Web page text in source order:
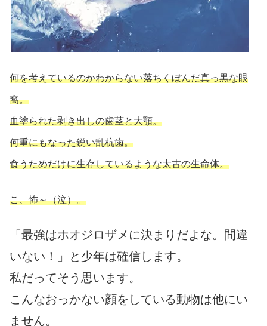
何を考えているのかわからない落ちくぼんだ真っ黒な眼
窩。
血塗られた剥き出しの歯茎と大顎。
何重にもなった鋭い乱杭歯。
食うためだけに生存しているような太古の生命体。
こ、怖～（泣）。
「最強はホオジロザメに決まりだよな。間違
いない！」と少年は確信します。
私だってそう思います。
こんなおっかない顔をしている動物は他にい
ません。